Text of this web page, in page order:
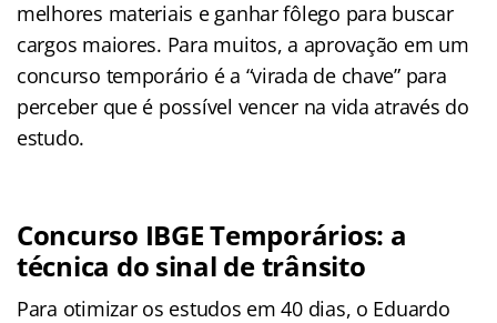
melhores materiais e ganhar fôlego para buscar
cargos maiores. Para muitos, a aprovação em um
concurso temporário é a “virada de chave” para
perceber que é possível vencer na vida através do
estudo.
Concurso IBGE Temporários: a
técnica do sinal de trânsito
Para otimizar os estudos em 40 dias, o Eduardo